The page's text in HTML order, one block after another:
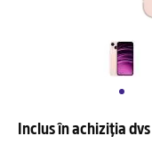
Inclus în achiziția dvs